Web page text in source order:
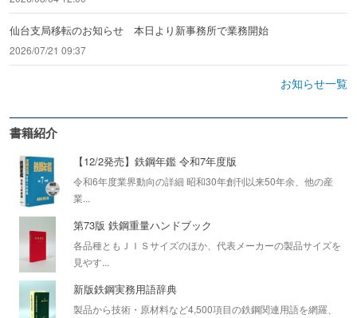
仙台支局移転のお知らせ 本日より新事務所で業務開始
2026/07/21 09:37
お知らせ一覧
書籍紹介
【12/2発売】鉄鋼年鑑 令和7年度版
令和6年度業界動向の詳細 昭和30年創刊以来50年余、他の産
業...
第73版 鉄鋼重量ハンドブック
各品種ともＪＩＳサイズのほか、代表メーカーの製品サイズを
見やす...
新版鉄鋼実務用語辞典
製品から技術・原材料など4,500項目の鉄鋼関連用語を網羅、